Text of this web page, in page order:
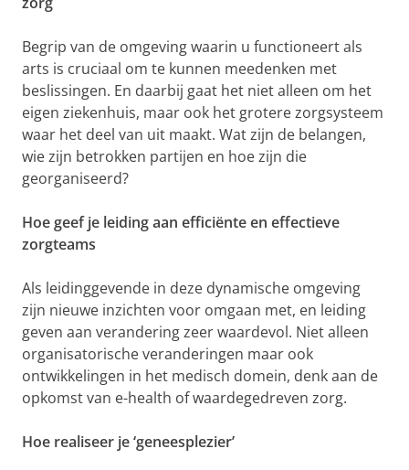
Begrip van de omgeving waarin u functioneert als
arts is cruciaal om te kunnen meedenken met
beslissingen. En daarbij gaat het niet alleen om het
eigen ziekenhuis, maar ook het grotere zorgsysteem
waar het deel van uit maakt. Wat zijn de belangen,
wie zijn betrokken partijen en hoe zijn die
georganiseerd?
Hoe geef je leiding aan efficiënte en effectieve
zorgteams
Als leidinggevende in deze dynamische omgeving
zijn nieuwe inzichten voor omgaan met, en leiding
geven aan verandering zeer waardevol. Niet alleen
organisatorische veranderingen maar ook
ontwikkelingen in het medisch domein, denk aan de
opkomst van e-health of waardegedreven zorg.
Hoe realiseer je ‘geneesplezier’